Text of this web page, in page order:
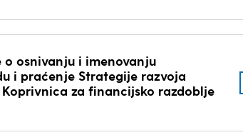
o osnivanju i imenovanju
i praćenje Strategije razvoja
za financijsko razdoblje